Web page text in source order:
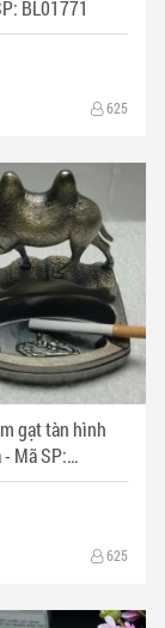
SP: BL01771
625
gạt tàn hình
625